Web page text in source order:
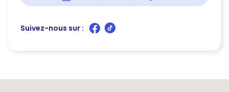
Suivez-nous sur :